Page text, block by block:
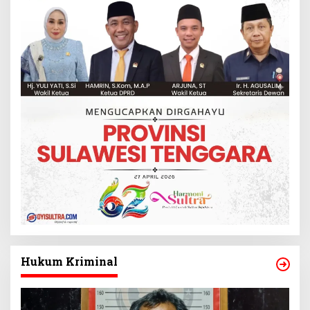
Hukum Kriminal